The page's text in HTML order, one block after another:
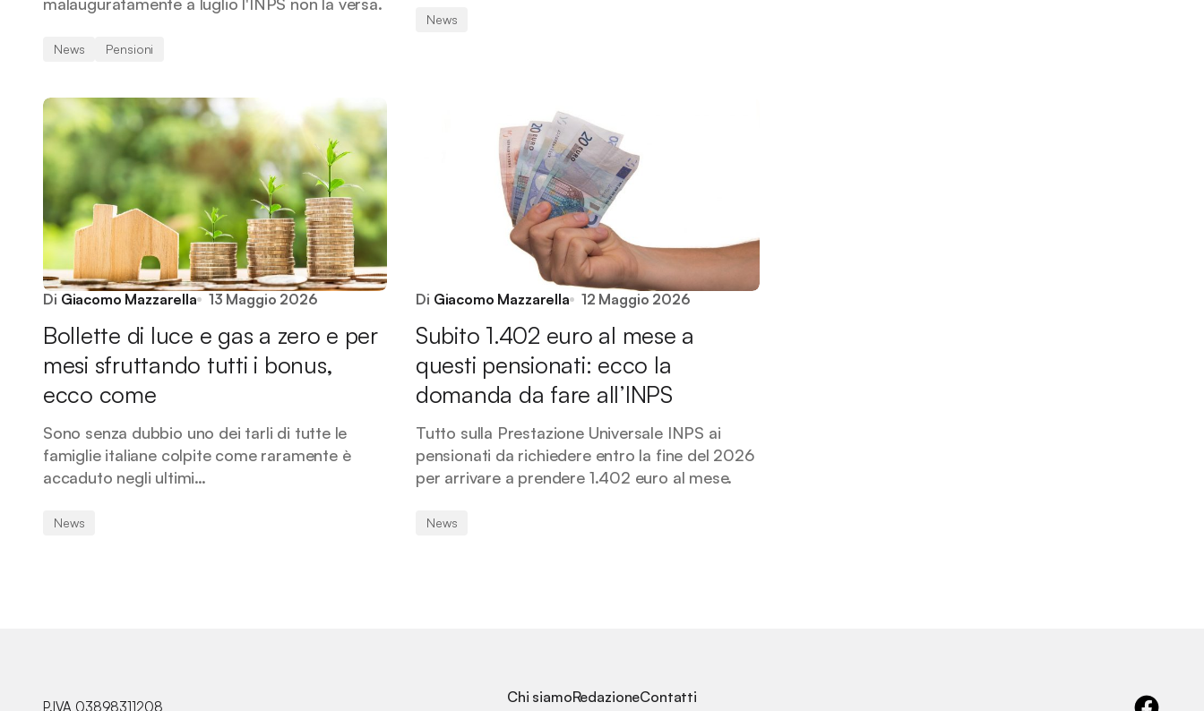
News Pensioni
News
Di Giacomo Mazzarella 13 Maggio 2026
Bollette di luce e gas a zero e per
mesi sfruttando tutti i bonus,
ecco come
Sono senza dubbio uno dei tarli di tutte le
famiglie italiane colpite come raramente è
accaduto negli ultimi…
News
Di Giacomo Mazzarella 12 Maggio 2026
Subito 1.402 euro al mese a
questi pensionati: ecco la
domanda da fare all’INPS
Tutto sulla Prestazione Universale INPS ai
pensionati da richiedere entro la fine del 2026
per arrivare a prendere 1.402 euro al mese.
News
P.IVA 03898311208
Chi siamoRedazioneContatti